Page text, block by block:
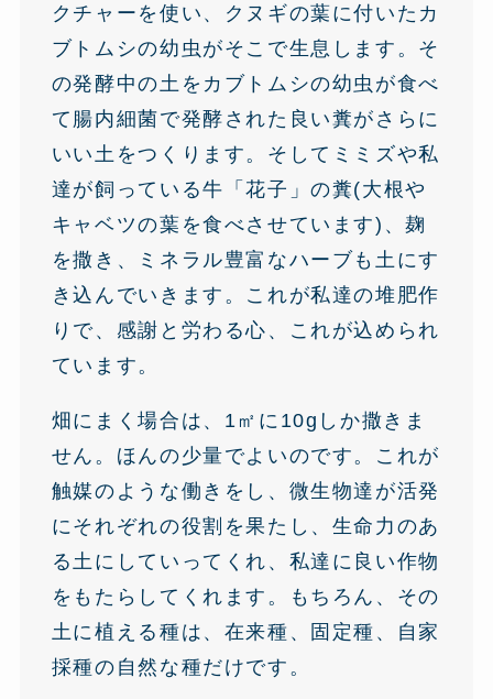
クチャーを使い、クヌギの葉に付いたカ
ブトムシの幼虫がそこで生息します。そ
の発酵中の土をカブトムシの幼虫が食べ
て腸内細菌で発酵された良い糞がさらに
いい土をつくります。そしてミミズや私
達が飼っている牛「花子」の糞(大根や
キャベツの葉を食べさせています)、麹
を撒き、ミネラル豊富なハーブも土にす
き込んでいきます。これが私達の堆肥作
りで、感謝と労わる心、これが込められ
ています。
畑にまく場合は、1㎡に10gしか撒きま
せん。ほんの少量でよいのです。これが
触媒のような働きをし、微生物達が活発
にそれぞれの役割を果たし、生命力のあ
る土にしていってくれ、私達に良い作物
をもたらしてくれます。もちろん、その
土に植える種は、在来種、固定種、自家
採種の自然な種だけです。